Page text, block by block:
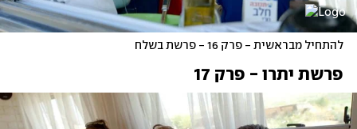
להתחיל מבראשית - פרק 16 - פרשת בשלח
פרשת יתרו - פרק 17